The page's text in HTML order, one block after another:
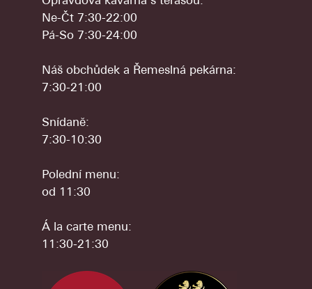
Ne-Čt 7:30-22:00
Pá-So 7:30-24:00
Náš obchůdek a Řemeslná pekárna:
7:30-21:00
Snídaně:
7:30-10:30
Polední menu:
od 11:30
Á la carte menu:
11:30-21:30